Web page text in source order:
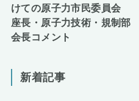
けての原子力市民委員会
座長・原子力技術・規制部
会長コメント
新着記事